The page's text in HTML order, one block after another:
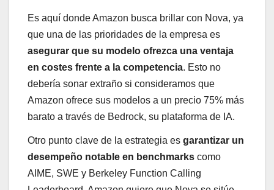
Es aquí donde Amazon busca brillar con Nova, ya
que una de las prioridades de la empresa es
asegurar que su modelo ofrezca una ventaja
en costes frente a la competencia. Esto no
debería sonar extraño si consideramos que
Amazon ofrece sus modelos a un precio 75% más
barato a través de Bedrock, su plataforma de IA.
Otro punto clave de la estrategia es garantizar un
desempeño notable en benchmarks como
AIME, SWE y Berkeley Function Calling